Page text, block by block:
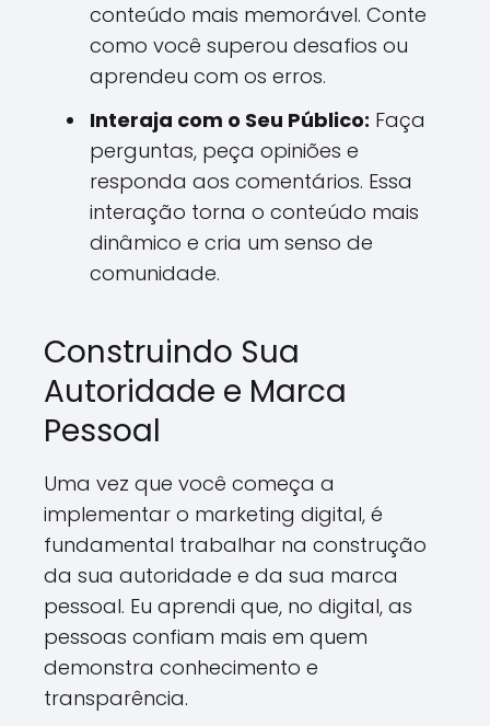
conteúdo mais memorável. Conte
como você superou desafios ou
aprendeu com os erros.
Interaja com o Seu Público: Faça
perguntas, peça opiniões e
responda aos comentários. Essa
interação torna o conteúdo mais
dinâmico e cria um senso de
comunidade.
Construindo Sua
Autoridade e Marca
Pessoal
Uma vez que você começa a
implementar o marketing digital, é
fundamental trabalhar na construção
da sua autoridade e da sua marca
pessoal. Eu aprendi que, no digital, as
pessoas confiam mais em quem
demonstra conhecimento e
transparência.